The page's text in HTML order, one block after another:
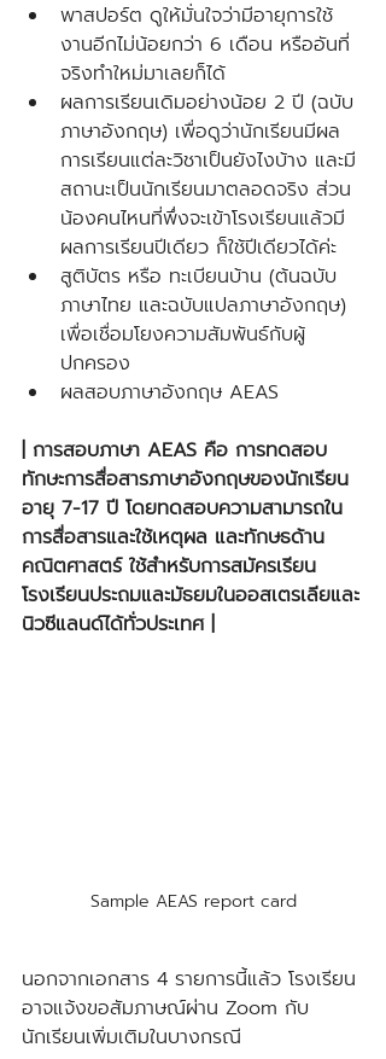
พาสปอร์ต ดูให้มั่นใจว่ามีอายุการใช้
งานอีกไม่น้อยกว่า 6 เดือน หรืออันที่
จริงทำใหม่มาเลยก็ได้
ผลการเรียนเดิมอย่างน้อย 2 ปี (ฉบับ
ภาษาอังกฤษ) เพื่อดูว่านักเรียนมีผล
การเรียนแต่ละวิชาเป็นยังไงบ้าง และมี
สถานะเป็นนักเรียนมาตลอดจริง ส่วน
น้องคนไหนที่พึ่งจะเข้าโรงเรียนแล้วมี
ผลการเรียนปีเดียว ก็ใช้ปีเดียวได้ค่ะ
สูติบัตร หรือ ทะเบียนบ้าน (ต้นฉบับ
ภาษาไทย และฉบับแปลภาษาอังกฤษ)
เพื่อเชื่อมโยงความสัมพันธ์กับผู้
ปกครอง
ผลสอบภาษาอังกฤษ AEAS
| การสอบภาษา AEAS คือ การทดสอบ
ทักษะการสื่อสารภาษาอังกฤษของนักเรียน
อายุ 7-17 ปี โดยทดสอบความสามารถใน
การสื่อสารและใช้เหตุผล และทักษธด้าน
คณิตศาสตร์ ใช้สำหรับการสมัครเรียน
โรงเรียนประถมและมัธยมในออสเตรเลียและ
นิวซีแลนด์ได้ทั่วประเทศ |
Sample AEAS report card
นอกจากเอกสาร 4 รายการนี้แล้ว โรงเรียน
อาจแจ้งขอสัมภาษณ์ผ่าน Zoom กับ
นักเรียนเพิ่มเติมในบางกรณี